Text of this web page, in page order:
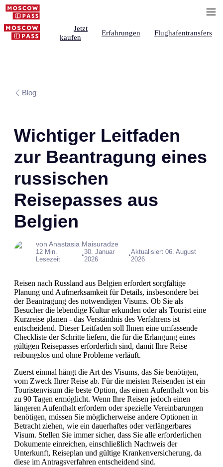
Jetzt
kaufen
Erfahrungen Flughafentransfers
Blog
Wichtiger Leitfaden
zur Beantragung eines
russischen
Reisepasses aus
Belgien
von Anastasia Maisuradze
12 Min.
Lesezeit
•30. Januar
2026
•Aktualisiert 06. August
2026
Reisen nach Russland aus Belgien erfordert sorgfältige
Planung und Aufmerksamkeit für Details, insbesondere bei
der Beantragung des notwendigen Visums. Ob Sie als
Besucher die lebendige Kultur erkunden oder als Tourist eine
Kurzreise planen - das Verständnis des Verfahrens ist
entscheidend. Dieser Leitfaden soll Ihnen eine umfassende
Checkliste der Schritte liefern, die für die Erlangung eines
gültigen Reisepasses erforderlich sind, damit Ihre Reise
reibungslos und ohne Probleme verläuft.
Zuerst einmal hängt die Art des Visums, das Sie benötigen,
vom Zweck Ihrer Reise ab. Für die meisten Reisenden ist ein
Touristenvisum die beste Option, das einen Aufenthalt von bis
zu 90 Tagen ermöglicht. Wenn Ihre Reisen jedoch einen
längeren Aufenthalt erfordern oder spezielle Vereinbarungen
benötigen, müssen Sie möglicherweise andere Optionen in
Betracht ziehen, wie ein dauerhaftes oder verlängerbares
Visum. Stellen Sie immer sicher, dass Sie alle erforderlichen
Dokumente einreichen, einschließlich Nachweis der
Unterkunft, Reiseplan und gültige Krankenversicherung, da
diese im Antragsverfahren entscheidend sind.